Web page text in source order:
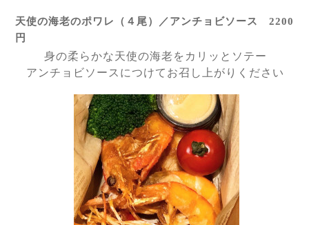
天使の海老のポワレ（４尾）／アンチョビソース 2200
円
身の柔らかな天使の海老をカリッとソテー
アンチョビソースにつけてお召し上がりください